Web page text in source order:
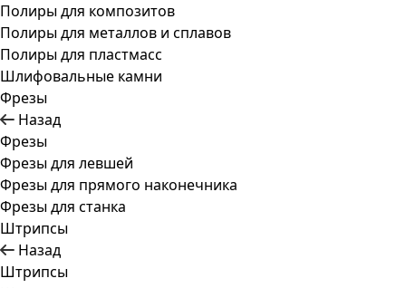
Полиры для композитов
Полиры для металлов и сплавов
Полиры для пластмасс
Шлифовальные камни
Фрезы
Назад
Фрезы
Фрезы для левшей
Фрезы для прямого наконечника
Фрезы для станка
Штрипсы
Назад
Штрипсы